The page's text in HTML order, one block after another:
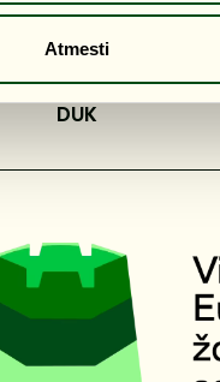
Atmesti
Privatumo politika
DUK